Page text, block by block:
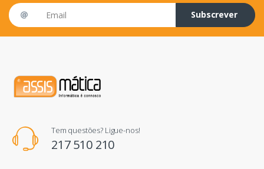
Email address
Subscrever
Tem questões? Ligue-nos!
217 510 210